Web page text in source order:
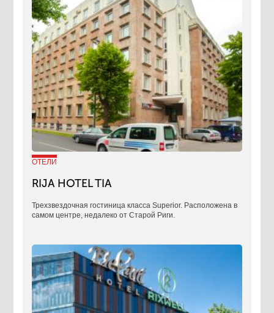
ОТЕЛИ
RIJA HOTEL TIA
Трехзвездочная гостиница класса Superior. Расположена в
самом центре, недалеко от Старой Риги.